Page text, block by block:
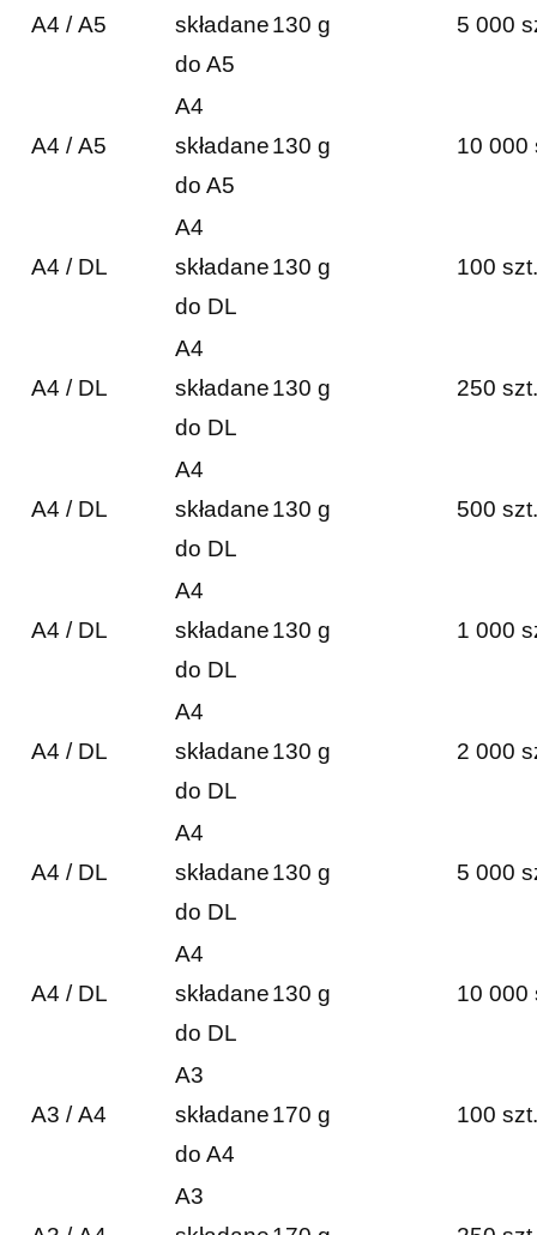
A4 / A5
składane
do A5
130 g 5 000
A4 / A5
A4
składane
do A5
130 g 10 000
A4 / DL
A4
składane
do DL
130 g 100 szt.
A4 / DL
A4
składane
do DL
130 g 250 szt.
A4 / DL
A4
składane
do DL
130 g 500 szt.
A4 / DL
A4
składane
do DL
130 g 1 000
A4 / DL
A4
składane
do DL
130 g 2 000
A4 / DL
A4
składane
do DL
130 g 5 000
A4 / DL
A4
składane
do DL
130 g 10 000
A3 / A4
A3
składane
do A4
170 g 100 szt.
A3